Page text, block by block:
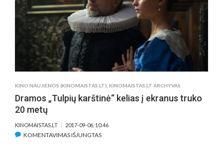
KINO NAUJIENOS (KINOMAISTAS.LT) KINOMAISTAS.LT ARCHYVAS
Dramos „Tulpių karštinė“ kelias į ekranus truko
20 metų
KINOMAISTAS.LT 2017-09-06, 10:46
KOMENTAVIMAS IŠJUNGTASĮRAŠE